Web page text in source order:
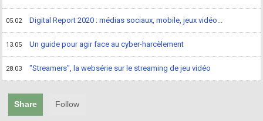
05.02 Digital Report 2020 : médias sociaux, mobile, jeux vidéo...
13.05 Un guide pour agir face au cyber-harcèlement
28.03 "Streamers", la websérie sur le streaming de jeu vidéo
Share Follow